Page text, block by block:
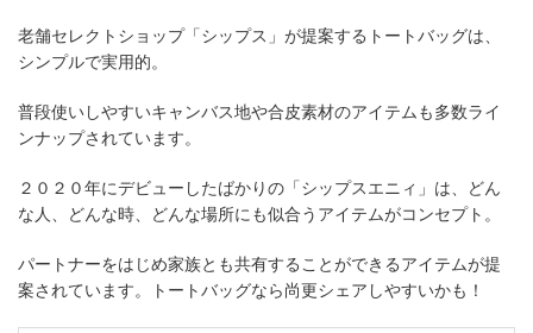
老舗セレクトショップ「シップス」が提案するトートバッグは、
シンプルで実用的。
普段使いしやすいキャンバス地や合皮素材のアイテムも多数ライ
ンナップされています。
２０２０年にデビューしたばかりの「シップスエニィ」は、どん
な人、どんな時、どんな場所にも似合うアイテムがコンセプト。
パートナーをはじめ家族とも共有することができるアイテムが提
案されています。トートバッグなら尚更シェアしやすいかも！